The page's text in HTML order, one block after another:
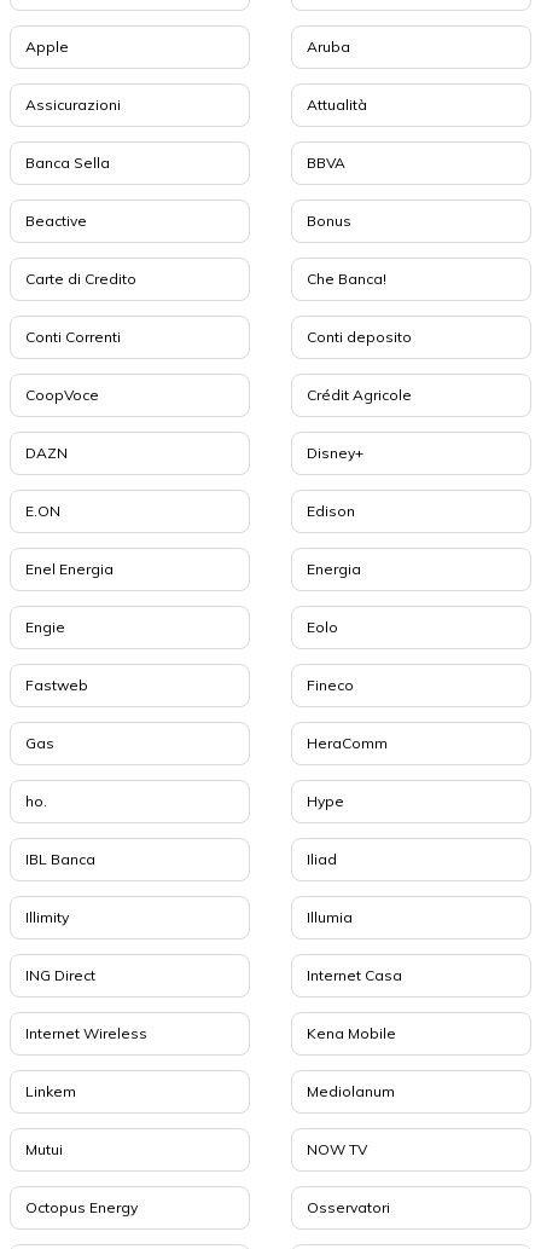
Apple Aruba
Assicurazioni Attualità
Banca Sella BBVA
Beactive Bonus
Carte di Credito Che Banca!
Conti Correnti Conti deposito
CoopVoce Crédit Agricole
DAZN Disney+
E.ON Edison
Enel Energia Energia
Engie Eolo
Fastweb Fineco
Gas HeraComm
ho. Hype
IBL Banca Iliad
Illimity Illumia
ING Direct Internet Casa
Internet Wireless Kena Mobile
Linkem Mediolanum
Mutui NOW TV
Octopus Energy Osservatori